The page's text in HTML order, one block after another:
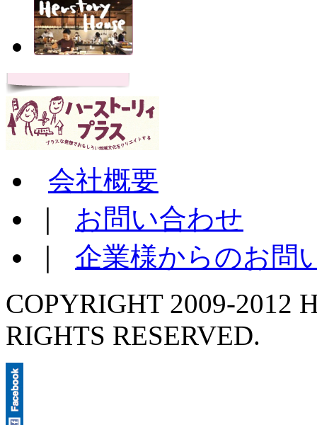
会社概要
お問い合わせ
企業様からのお問
COPYRIGHT 2009-2012
RIGHTS RESERVED.